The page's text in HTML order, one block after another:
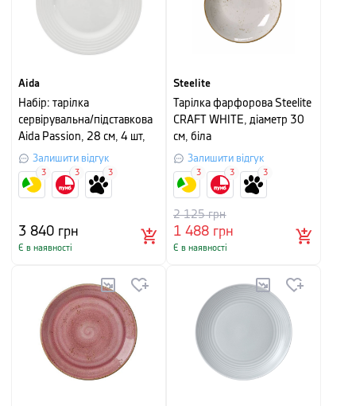
Aida
Набір: тарілка
сервірувальна/підставкова
Aida Passion, 28 см, 4 шт,
білийЗалишити відгук
3 840 грн
Є в наявності
3 3 3
Steelite
Тарілка фарфорова Steelite
CRAFT WHITE, діаметр 30
см, біла
Залишити відгук
1 488 грн
2 125грн
Є в наявності
3 3 3